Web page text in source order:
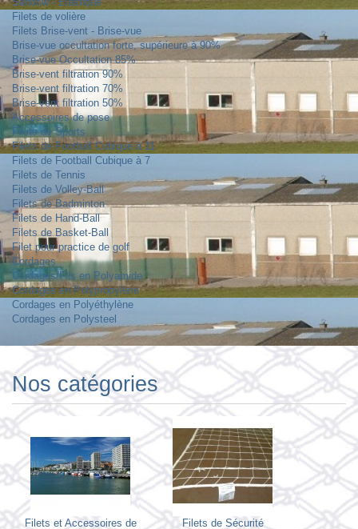
Filets de volière
Filets Brise-vent - Brise-vue
Brise-vue occultation forte, supérieure à 90%
Brise-vue Occultation 85%
Brise-vent filtration 90%
Brise-vent filtration 70%
Brise-vent filtration 50%
Accessoires de pose
Filets de Sports
Filets de Football Cubique à 11
Filets de Football Cubique à 7
Filets de Tennis
Filets de Volley-Ball
Filets de Badminton
Filets de Hand-Ball
Filets de Basket-Ball
Filet pour practice de golf
Cordages
Cordages/Fils en Polyamide
Cordages en Polypropylène
Cordages en Polyéthylène
Cordages en Polysteel
Nos catégories
Filets et Accessoires de
Filets de Sécurité